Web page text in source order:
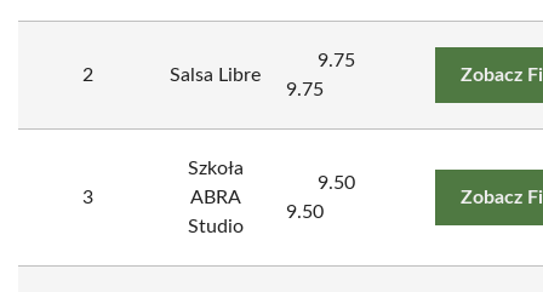
2 Salsa Libre
9.75
9.75
Zobacz
3
Szkoła
ABRA
Studio
9.50
9.50
Zobacz